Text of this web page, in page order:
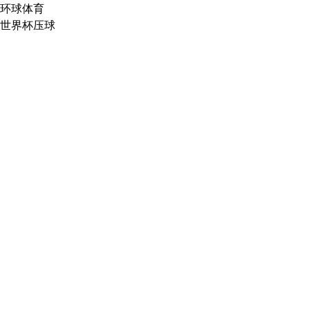
环球体育
世界杯压球